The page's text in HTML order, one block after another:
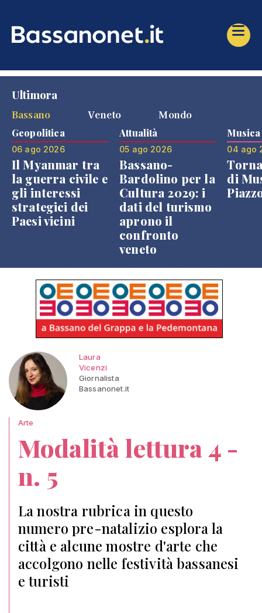
Ultimora
Bassano
Veneto Mondo
Geopolitica
06 ago 2026
Il Myanmar tra
la guerra civile e
gli interessi
strategici dei
Paesi vicini
Attualità
05 ago 2026
Bassano-
Bardolino per la
Cultura 2029: i
dati del turismo
aprono il
confronto
veneto
Musica
04 ago
di
Laura
Vicenzi
Giornalista
Bassanonet.it
Arte
Modalità lettura 4 -
n. 5
La nostra rubrica in questo
numero pre-natalizio esplora la
città e alcune mostre d'arte che
accolgono nelle festività bassanesi
e turisti